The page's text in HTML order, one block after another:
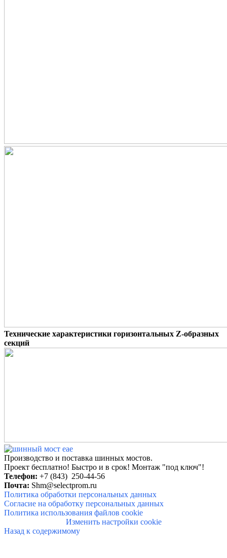
Технические характеристики горизонтальных Z-образных
секций
Производство и поставка шинных мостов.
Проект бесплатно! Быстро и в срок! Монтаж "под ключ"!
Телефон: +7 (843) 250-44-56
Почта: Shm@selectprom.ru
Политика обработки персональных данных
Согласие на обработку персональных данных
Политика использования файлов cookie
Изменить настройки cookie
Назад к содержимому